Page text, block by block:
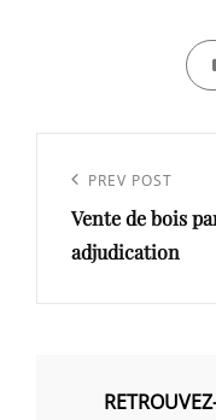
l’article
Previous
Post
PREV POST
Vente de bois
adjudication